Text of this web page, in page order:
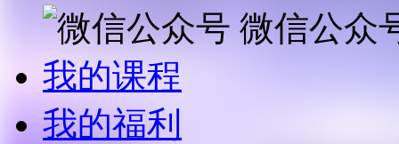
微信公众
我的课程
我的福利